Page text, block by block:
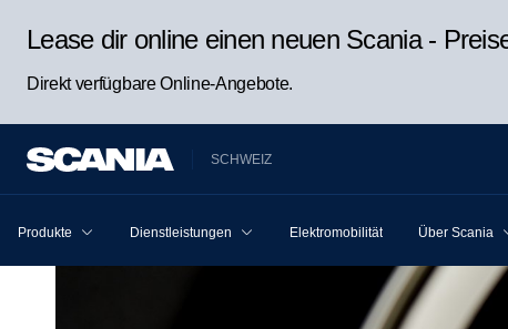
Lease dir online einen neuen Scania -
Direkt verfügbare Online-Angebote.
SCHWEIZ
Produkte Dienstleistungen Elektromobilität Über Scania